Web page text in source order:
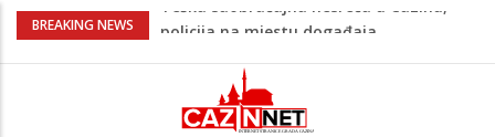
BREAKING NEWS
Ovo je 24-godišnji mladić koji je izgubio
Na Ahiret preselio LJUBIJANKIĆ (Hasan)
Na Ahiret preselio HALILOVIĆ (Smajil)